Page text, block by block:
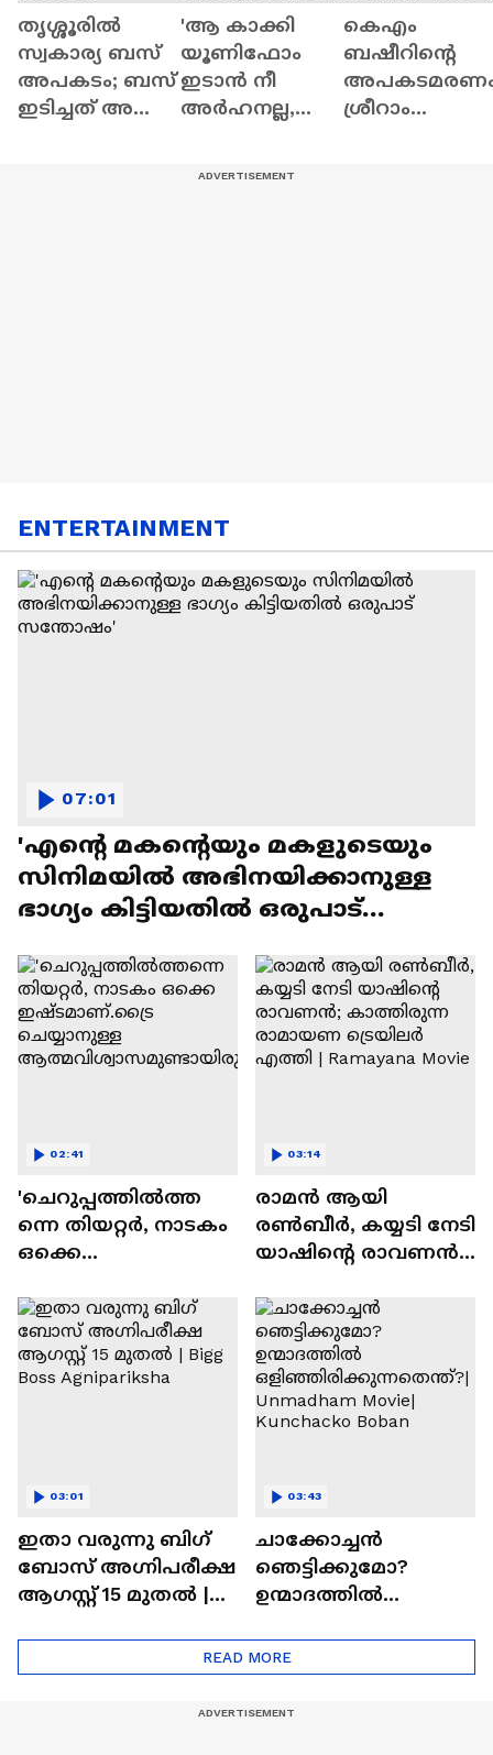
തൃശ്ശൂരിൽ
സ്വകാര്യ ബസ്
അപകടം; ബസ്
ഇടിച്ചത് അഞ്ച്
'ആ കാക്കി
യൂണിഫോം
ഇടാൻ നീ
അർഹനല്ല,
കെഎം
ബഷീറിന്റെ
ശ്രീറാം
ENTERTAINMENT
'എന്റെ മകന്റെയും മകളുടെയും
സിനിമയിൽ അഭിനയിക്കാനുള്ള
ഭാഗ്യം കിട്ടിയതിൽ ഒരുപാട്
07:01
'ചെറുപ്പത്തിൽത്ത
ന്നെ തിയറ്റർ, നാടകം
ഒക്കെ
ചെയ്യാനുള്ള
ആത്മവിശ്വാസമുണ്ടാ
യിരുന്നില്ല'
02:41
രാമന്‍ ആയി
രൺബീർ, കയ്യടി നേടി
യാഷിന്റെ രാവണൻ;
രാമായണ ട്രെയിലർ
എത്തി | Ramayana
Movie
03:14
ഇതാ വരുന്നു ബിഗ്
ബോസ് അഗ്നിപരീക്ഷ
ആഗസ്റ്റ് 15 മുതൽ |
03:01
ചാക്കോച്ചന്‍
ഞെട്ടിക്കുമോ?
ഉന്മാദത്തിൽ
ന്ത്?| Unmadham
Movie| Kunchacko
03:43
READ MORE